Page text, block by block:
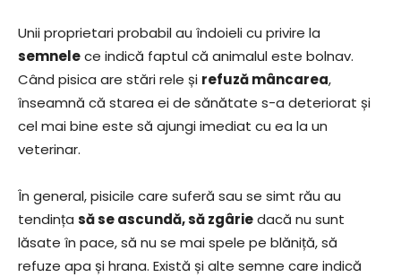
Unii proprietari probabil au îndoieli cu privire la
semnelece indică faptul că animalul este bolnav.
Când pisica are stări rele și refuză mâncarea,
înseamnă că starea ei de sănătate s-a deteriorat și
cel mai bine este să ajungi imediat cu ea la un
veterinar.
În general, pisicile care suferă sau se simt rău au
tendința să se ascundă, să zgâriedacă nu sunt
lăsate în pace, să nu se mai spele pe blăniță, să
refuze apa și hrana. Există și alte semne care indică